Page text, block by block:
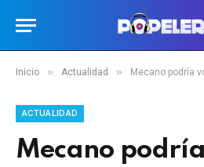
Inicio » Actualidad » Mecano podría
ACTUALIDAD
Mecano